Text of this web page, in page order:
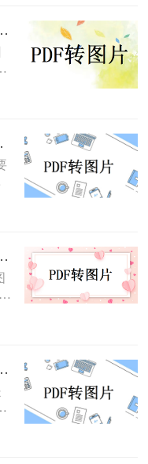
免费额度和隐藏限制！
推荐！
辨率和文件体积实测！
端和截图法的效率对比！